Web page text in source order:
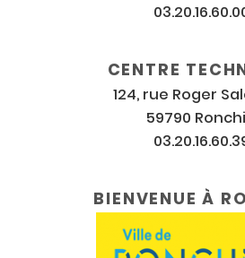
CENTRE
124, rue Roger
59790
BIENVENUE À